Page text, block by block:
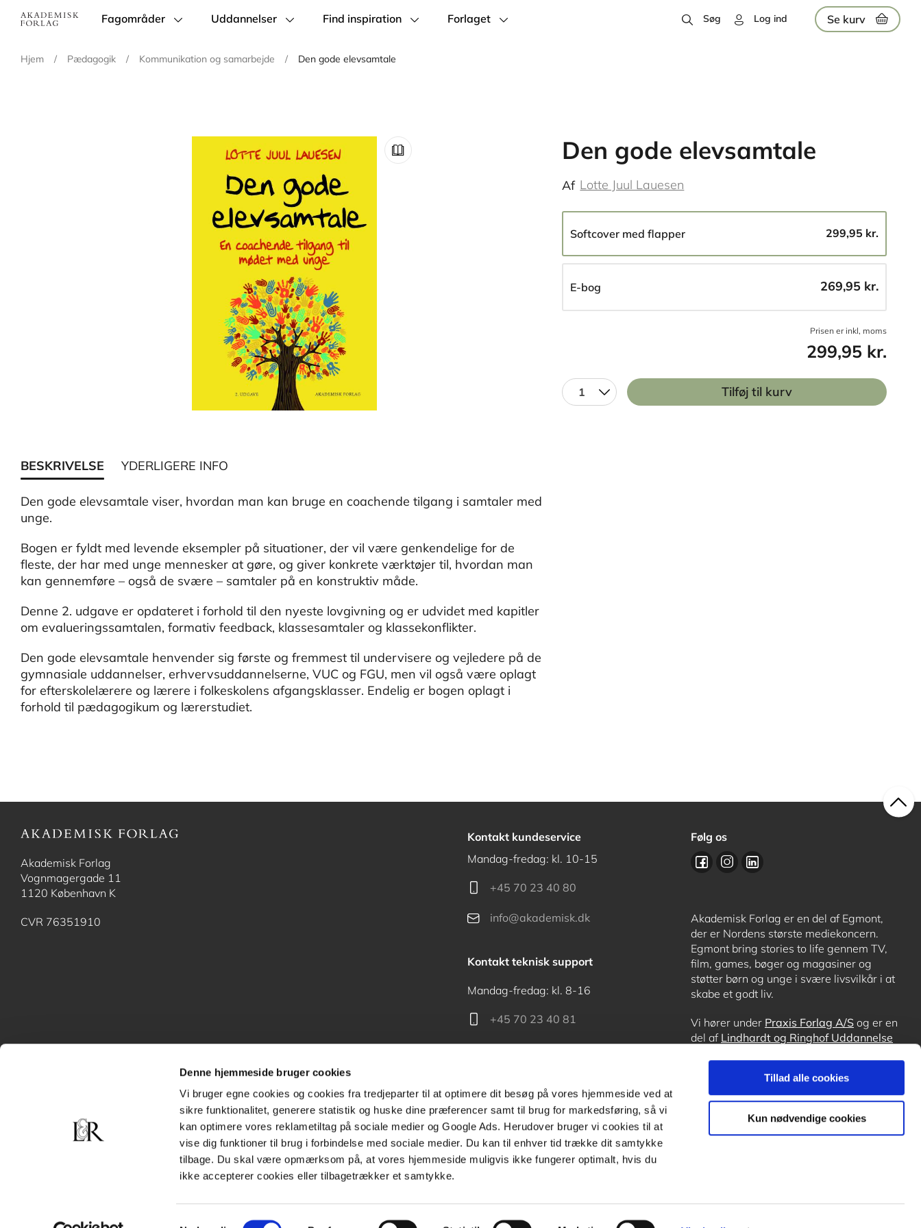
Denne hjemmeside bruger cookies
Vi bruger egne cookies og cookies fra tredjeparter til at optimere dit besøg på vores hjemmeside ved at
sikre funktionalitet, generere statistik og huske dine præferencer samt til brug for markedsføring, så vi
kan optimere vores reklametiltag på sociale medier og Google Ads. Herudover bruger vi cookies til at
vise dig funktioner til brug i forbindelse med sociale medier. Du kan til enhver tid trække dit samtykke
tilbage. Du skal være opmærksom på, at vores hjemmeside muligvis ikke fungerer optimalt, hvis du
ikke accepterer cookies eller tilbagetrækker et samtykke.
Samtykkevalg
Tillad alle cookies
Kun nødvendige cookies
Main
Fagområder Uddannelser Find inspiration Forlaget Søg Log ind Se kurv
Hjem / Pædagogik / Kommunikation og samarbejde / Den gode elevsamtale
Den gode elevsamtale
Af Lotte Juul Lauesen
Softcover med flapper 299,95 kr.
E-bog 269,95 kr.
Prisen er inkl, moms
299,95 kr.
1 Tilføj til kurv
BESKRIVELSE YDERLIGERE INFO
Den gode elevsamtale viser, hvordan man kan bruge en coachende tilgang i samtaler med
unge.
Bogen er fyldt med levende eksempler på situationer, der vil være genkendelige for de
fleste, der har med unge mennesker at gøre, og giver konkrete værktøjer til, hvordan man
kan gennemføre – også de svære – samtaler på en konstruktiv måde.
Denne 2. udgave er opdateret i forhold til den nyeste lovgivning og er udvidet med kapitler
om evalueringssamtalen, formativ feedback, klassesamtaler og klassekonflikter.
Den gode elevsamtale henvender sig første og fremmest til undervisere og vejledere på de
gymnasiale uddannelser, erhvervsuddannelserne, VUC og FGU, men vil også være oplagt
for efterskolelærere og lærere i folkeskolens afgangsklasser. Endelig er bogen oplagt i
forhold til pædagogikum og lærerstudiet.
Akademisk Forlag
Vognmagergade 11
1120 København K
CVR 76351910
Kontakt kundeservice
Mandag-fredag: kl. 10-15
+45 70 23 40 80
info@akademisk.dk
Kontakt teknisk support
Mandag-fredag: kl. 8-16
+45 70 23 40 81
Kontakt receptionen
+45 70 24 00 00
Følg os
Akademisk Forlag er en del af Egmont,
der er Nordens største mediekoncern.
Egmont bring stories to life gennem TV,
film, games, bøger og magasiner og
støtter børn og unge i svære livsvilkår i at
skabe et godt liv.
Vi hører under Praxis Forlag A/S og er en
del af Lindhardt og Ringhof Uddannelse
OrdblindetræningogForstå.dk.